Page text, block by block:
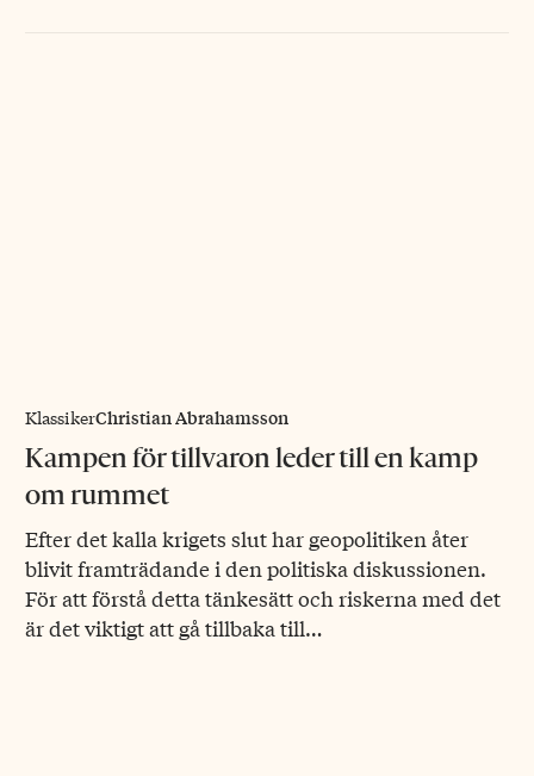
KlassikerChristian Abrahamsson
Kampen för tillvaron leder till en kamp
om rummet
Efter det kalla krigets slut har geopolitiken åter
blivit framträdande i den politiska diskussionen.
För att förstå detta tänkesätt och riskerna med det
är det viktigt att gå tillbaka till…